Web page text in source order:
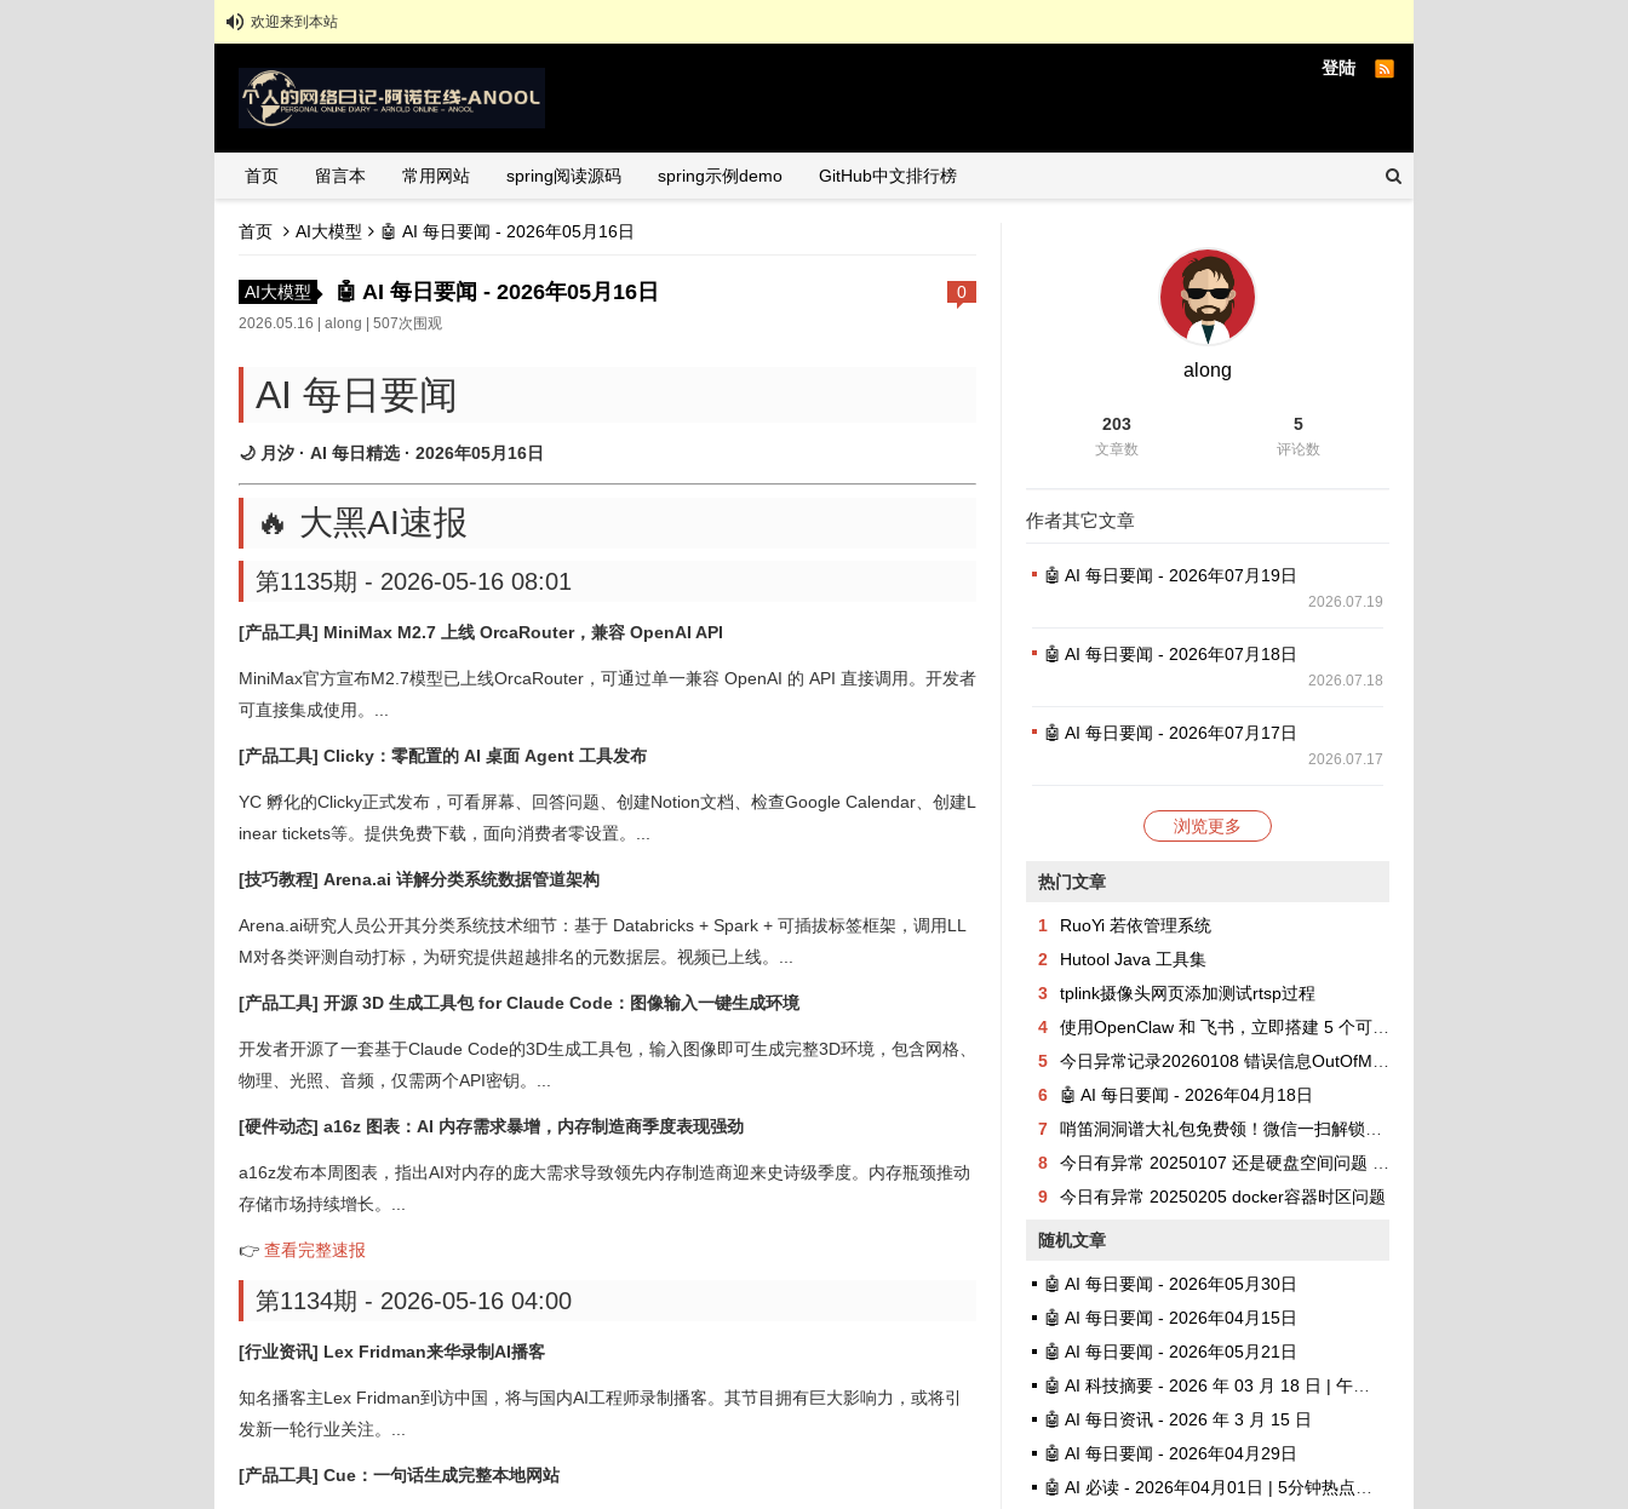
欢迎来到本站
登陆
首页 留言本 常用网站 spring阅读源码 spring示例demo GitHub中文排行榜
首页 AI大模型 🤖 AI 每日要闻 - 2026年05月16日
AI大模型 0
🤖 AI 每日要闻 - 2026年05月16日
2026.05.16 | along | 507次围观
AI 每日要闻
🌙 月汐 · AI 每日精选 · 2026年05月16日
🔥 大黑AI速报
第1135期 - 2026-05-16 08:01
[产品工具] MiniMax M2.7 上线 OrcaRouter，兼容 OpenAI API
MiniMax官方宣布M2.7模型已上线OrcaRouter，可通过单一兼容 OpenAI 的 API 直接调用。开发者
可直接集成使用。...
[产品工具] Clicky：零配置的 AI 桌面 Agent 工具发布
YC 孵化的Clicky正式发布，可看屏幕、回答问题、创建Notion文档、检查Google Calendar、创建L
inear tickets等。提供免费下载，面向消费者零设置。...
[技巧教程] Arena.ai 详解分类系统数据管道架构
Arena.ai研究人员公开其分类系统技术细节：基于 Databricks + Spark + 可插拔标签框架，调用LL
M对各类评测自动打标，为研究提供超越排名的元数据层。视频已上线。...
[产品工具] 开源 3D 生成工具包 for Claude Code：图像输入一键生成环境
开发者开源了一套基于Claude Code的3D生成工具包，输入图像即可生成完整3D环境，包含网格、
物理、光照、音频，仅需两个API密钥。...
[硬件动态] a16z 图表：AI 内存需求暴增，内存制造商季度表现强劲
a16z发布本周图表，指出AI对内存的庞大需求导致领先内存制造商迎来史诗级季度。内存瓶颈推动
存储市场持续增长。...
👉 查看完整速报
第1134期 - 2026-05-16 04:00
[行业资讯] Lex Fridman来华录制AI播客
知名播客主Lex Fridman到访中国，将与国内AI工程师录制播客。其节目拥有巨大影响力，或将引
发新一轮行业关注。...
[产品工具] Cue：一句话生成完整本地网站
along
203
文章数
5
评论数
作者其它文章
🤖 AI 每日要闻 - 2026年07月19日
2026.07.19
🤖 AI 每日要闻 - 2026年07月18日
2026.07.18
🤖 AI 每日要闻 - 2026年07月17日
2026.07.17
浏览更多
热门文章
1
RuoYi 若依管理系统
2
Hutool Java 工具集
3
tplink摄像头网页添加测试rtsp过程
4
使用OpenClaw 和 飞书，立即搭建 5 个可协作的 AI 助理团队
5
今日异常记录20260108 错误信息OutOfMemoryError: unable to create new native thread
6
🤖 AI 每日要闻 - 2026年04月18日
7
哨笛洞洞谱大礼包免费领！微信一扫解锁百首曲谱
8
今日有异常 20250107 还是硬盘空间问题 No space left on device
9
今日有异常 20250205 docker容器时区问题
随机文章
🤖 AI 每日要闻 - 2026年05月30日
🤖 AI 每日要闻 - 2026年04月15日
🤖 AI 每日要闻 - 2026年05月21日
🤖 AI 科技摘要 - 2026 年 03 月 18 日 | 午间版
🤖 AI 每日资讯 - 2026 年 3 月 15 日
🤖 AI 每日要闻 - 2026年04月29日
🤖 AI 必读 - 2026年04月01日 | 5分钟热点速览